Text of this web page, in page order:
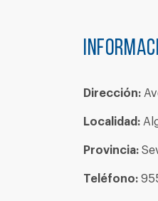
Dirección:
Localidad:
Provincia:
Teléfono: